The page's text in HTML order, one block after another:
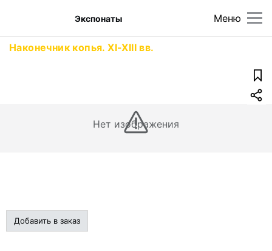
Меню
Экспонаты
Наконечник копья. XI-XIII вв.
Нет изображения
Добавить в заказ